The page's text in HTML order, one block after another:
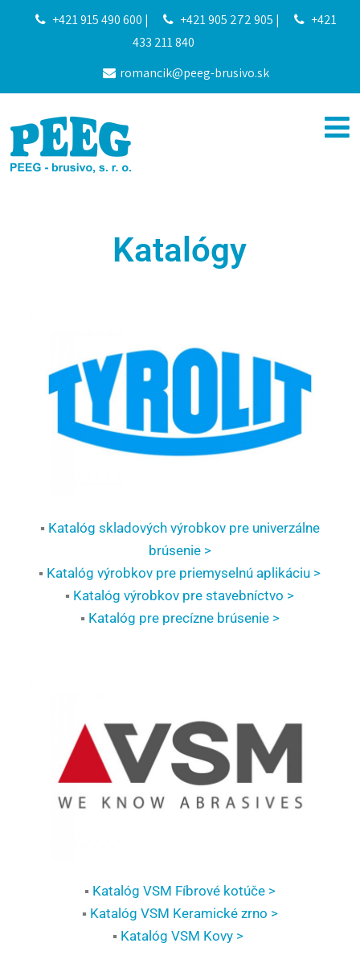
+421 915 490 600 | +421 905 272 905 |
+421
433 211 840
romancik@peeg-brusivo.sk
Katalógy
▪ Katalóg skladových výrobkov pre univerzálne
brúsenie >
▪ Katalóg výrobkov pre priemyselnú aplikáciu >
▪ Katalóg výrobkov pre stavebníctvo >
▪ Katalóg pre precízne brúsenie >
▪ Katalóg VSM Fíbrové kotúče >
▪ Katalóg VSM Keramické zrno >
▪ Katalóg VSM Kovy >